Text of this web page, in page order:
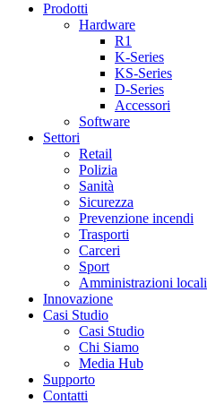
Prodotti
Hardware
R1
K-Series
KS-Series
D-Series
Accessori
Software
Settori
Retail
Polizia
Sanità
Sicurezza
Prevenzione incendi
Trasporti
Carceri
Sport
Amministrazioni locali
Innovazione
Casi Studio
Casi Studio
Chi Siamo
Media Hub
Supporto
Contatti